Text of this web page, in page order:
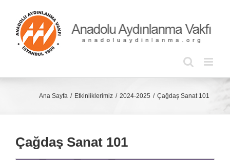
content
Ana Sayfa Etkinliklerimiz 2024-2025 Çağdaş Sanat 101
Çağdaş Sanat 101